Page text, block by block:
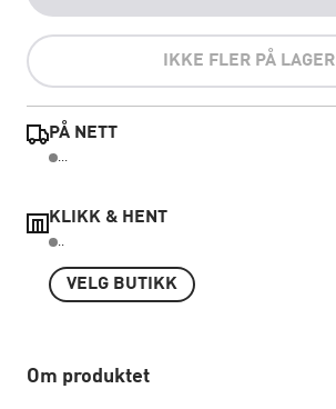
IKKE FLER PÅ LAGER
PÅ NETT
...
KLIKK & HENT
..
VELG BUTIKK
Om produktet